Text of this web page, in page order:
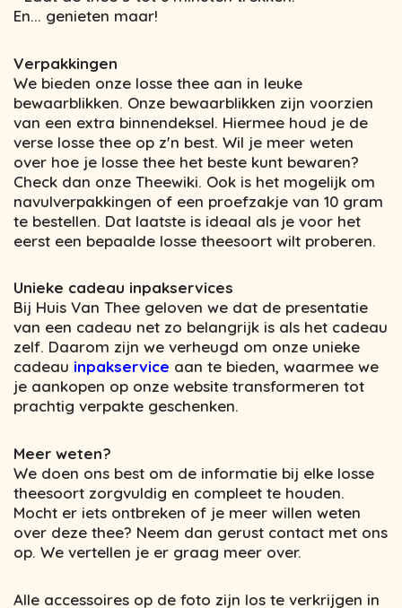
En... genieten maar!
Verpakkingen
We bieden onze losse thee aan in leuke
bewaarblikken. Onze bewaarblikken zijn voorzien
van een extra binnendeksel. Hiermee houd je de
verse losse thee op z'n best. Wil je meer weten
over hoe je losse thee het beste kunt bewaren?
Check dan onze Theewiki. Ook is het mogelijk om
navulverpakkingen of een proefzakje van 10 gram
te bestellen. Dat laatste is ideaal als je voor het
eerst een bepaalde losse theesoort wilt proberen.
Unieke cadeau inpakservices
Bij Huis Van Thee geloven we dat de presentatie
van een cadeau net zo belangrijk is als het cadeau
zelf. Daarom zijn we verheugd om onze unieke
cadeau inpakservice aan te bieden, waarmee we
je aankopen op onze website transformeren tot
prachtig verpakte geschenken.
Meer weten?
We doen ons best om de informatie bij elke losse
theesoort zorgvuldig en compleet te houden.
Mocht er iets ontbreken of je meer willen weten
over deze thee? Neem dan gerust contact met ons
op. We vertellen je er graag meer over.
Alle accessoires op de foto zijn los te verkrijgen in